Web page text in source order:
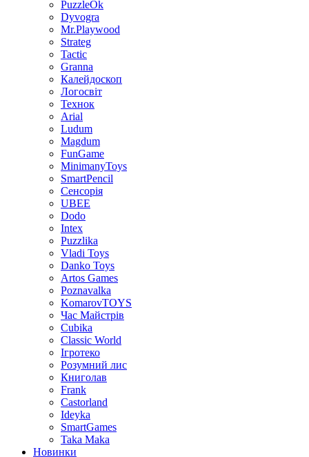
PuzzleOk
Dyvogra
Mr.Playwood
Strateg
Tactic
Granna
Калейдоскоп
Логосвіт
Технок
Arial
Ludum
Magdum
FunGame
MinimanyToys
SmartPencil
Сенсорія
UBEE
Dodo
Intex
Puzzlika
Vladi Toys
Danko Toys
Artos Games
Poznavalka
KomarovTOYS
Час Майстрів
Cubika
Classic World
Ігротеко
Розумний лис
Книголав
Frank
Castorland
Ideyka
SmartGames
Taka Maka
Новинки